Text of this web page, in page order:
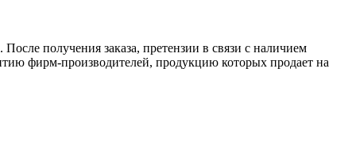
получения заказа, претензии в связи с наличием
фирм-производителей, продукцию которых продает на